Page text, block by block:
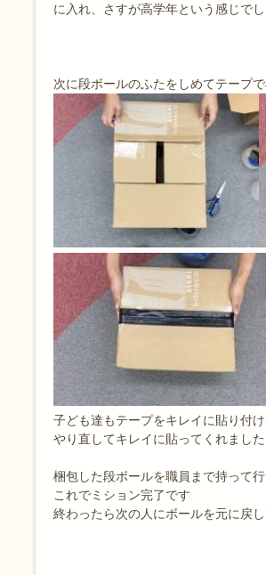
に入れ、さすが高学年という感じでし
次に段ボールのふたをしめてテープ
子ども達もテープをキレイに貼り付
やり直してキレイに貼ってくれました
梱包した段ボールを職員まで持って
これでミション完了です
終わったら次の人にボールを元に戻